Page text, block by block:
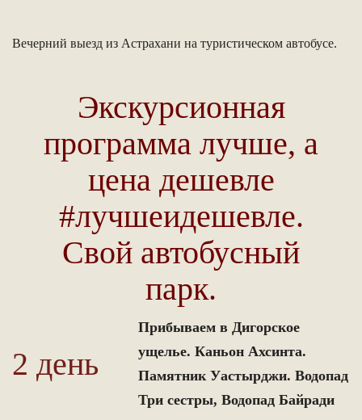
Вечерний выезд из Астрахани на туристическом автобусе.
Экскурсионная
программа лучше, а
цена дешевле
#лучшеидешевле.
Свой автобусный
парк.
2 день
Прибываем в Дигорское
ущелье. Каньон Ахсинта.
Памятник Уастырджи. Водопад
Три сестры, Водопад Байради